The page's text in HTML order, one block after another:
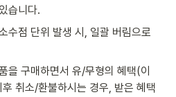
습니다.
수점 단위 발생 시, 일괄 버림으로
을 구매하면서 유/무형의 혜택(이
취소/환불하시는 경우, 받은 혜택